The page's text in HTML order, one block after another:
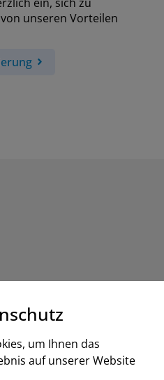
unseren Vorteilen
um Ihnen das
auf unserer Website